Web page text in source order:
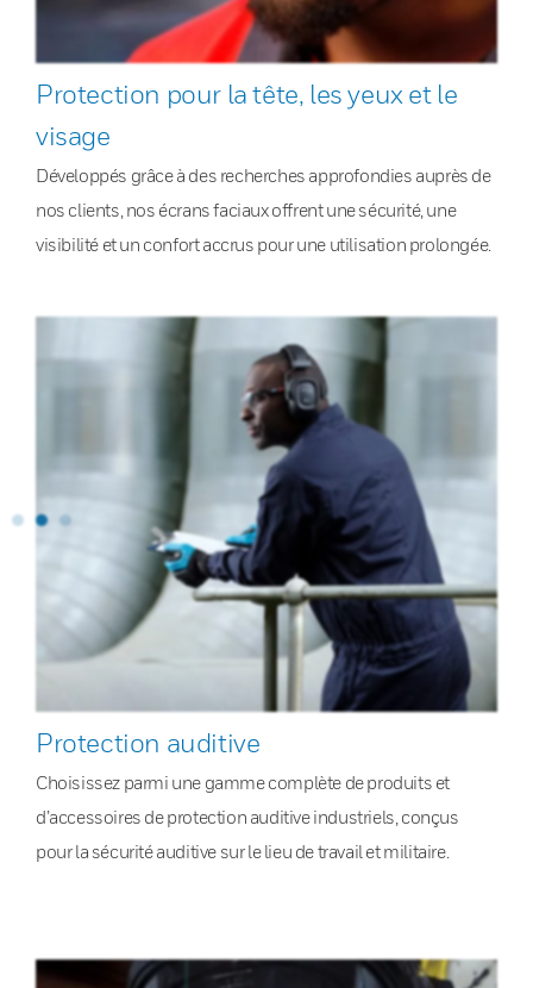
Protection pour la tête, les yeux et le
visage
Développés grâce à des recherches approfondies auprès de
nos clients, nos écrans faciaux offrent une sécurité, une
visibilité et un confort accrus pour une utilisation prolongée.
Protection auditive
Choisissez parmi une gamme complète de produits et
d’accessoires de protection auditive industriels, conçus
pour la sécurité auditive sur le lieu de travail et militaire.